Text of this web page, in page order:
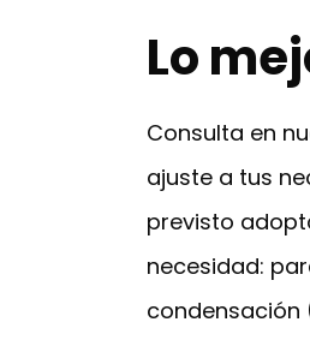
Lo
Consulta en
ajuste a tus
previsto
necesidad:
condensación